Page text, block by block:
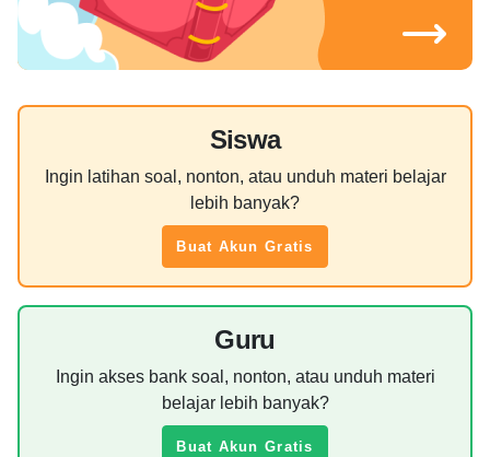
Siswa
Ingin latihan soal, nonton, atau unduh materi belajar
lebih banyak?
Buat Akun Gratis
Guru
Ingin akses bank soal, nonton, atau unduh materi
belajar lebih banyak?
Buat Akun Gratis